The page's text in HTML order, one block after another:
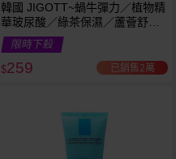
韓國 JIGOTT~蝸牛彈力／植物精
華玻尿酸／綠茶保濕／蘆薈舒緩
修復 禮盒(5件組) 款式可選 化妝
水+乳液+面霜
限時下殺
$259 已銷售2萬